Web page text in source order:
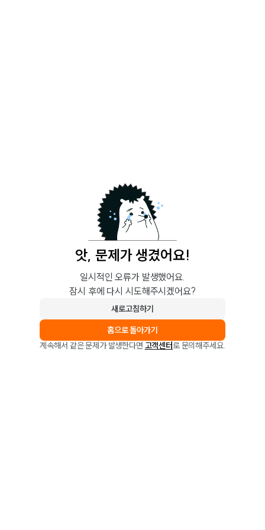
앗, 문제가 생겼어요!
일시적인 오류가 발생했어요.
잠시 후에 다시 시도해주시겠어요?
새로고침하기
홈으로 돌아가기
계속해서 같은 문제가 발생한다면 고객센터로 문의해주세요.